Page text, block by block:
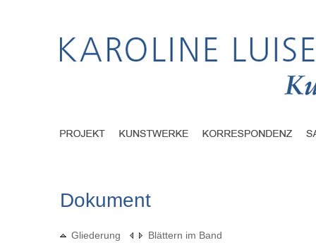
Dokument
Gliederung Blättern im Band